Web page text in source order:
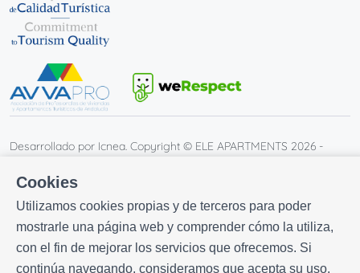
Cookies
Utilizamos cookies propias y de terceros para poder
mostrarle una página web y comprender cómo la utiliza,
con el fin de mejorar los servicios que ofrecemos. Si
continúa navegando, consideramos que acepta su uso.
Desarrollado por Icnea. Copyright © ELE APARTMENTS 2026 -
Aviso legal| Política de privacidad |